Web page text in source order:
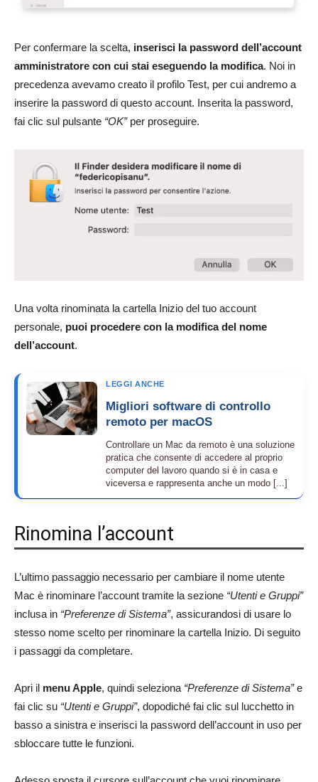
Per confermare la scelta, inserisci la password dell’account
amministratore con cui stai eseguendo la modifica. Noi in
precedenza avevamo creato il profilo Test, per cui andremo a
inserire la password di questo account. Inserita la password,
fai clic sul pulsante “OK”per proseguire.
Una volta rinominata la cartella Inizio del tuo account
personale, puoi procedere con la modifica del nome
dell’account.
LEGGI ANCHE
Migliori software di controllo
remoto per macOS
Controllare un Mac da remoto è una soluzione
pratica che consente di accedere al proprio
computer del lavoro quando si è in casa e
viceversa e rappresenta anche un modo [...]
Rinomina l’account
L’ultimo passaggio necessario per cambiare il nome utente
Mac è rinominare l’account tramite la sezione “Utenti e Gruppi”
inclusa in “Preferenze di Sistema”, assicurandosi di usare lo
stesso nome scelto per rinominare la cartella Inizio. Di seguito
i passaggi da completare.
Apri il menu Apple, quindi seleziona “Preferenze di Sistema”e
fai clic su “Utenti e Gruppi”, dopodiché fai clic sul lucchetto in
basso a sinistra e inserisci la password dell’account in uso per
sbloccare tutte le funzioni.